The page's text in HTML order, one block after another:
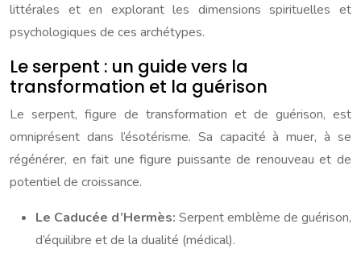
littérales et en explorant les dimensions spirituelles et
psychologiques de ces archétypes.
Le serpent : un guide vers la
transformation et la guérison
Le serpent, figure de transformation et de guérison, est
omniprésent dans l’ésotérisme. Sa capacité à muer, à se
régénérer, en fait une figure puissante de renouveau et de
potentiel de croissance.
Le Caducée d’Hermès: Serpent emblème de guérison,
d’équilibre et de la dualité (médical).